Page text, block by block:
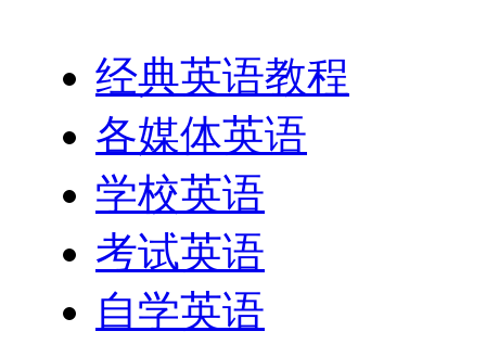
经典英语教程
各媒体英语
学校英语
考试英语
自学英语